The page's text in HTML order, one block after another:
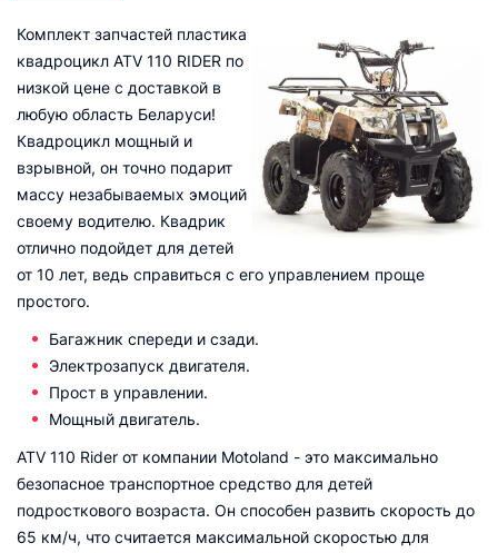
Комплект запчастей пластика
квадроцикл ATV 110 RIDER по
низкой цене с доставкой в
любую область Беларуси!
Квадроцикл мощный и
взрывной, он точно подарит
массу незабываемых эмоций
своему водителю. Квадрик
отлично подойдет для детей
от 10 лет, ведь справиться с его управлением проще
простого.
Багажник спереди и сзади.
Электрозапуск двигателя.
Прост в управлении.
Мощный двигатель.
ATV 110 Rider от компании Motoland - это максимально
безопасное транспортное средство для детей
подросткового возраста. Он способен развить скорость до
65 км/ч, что считается максимальной скоростью для